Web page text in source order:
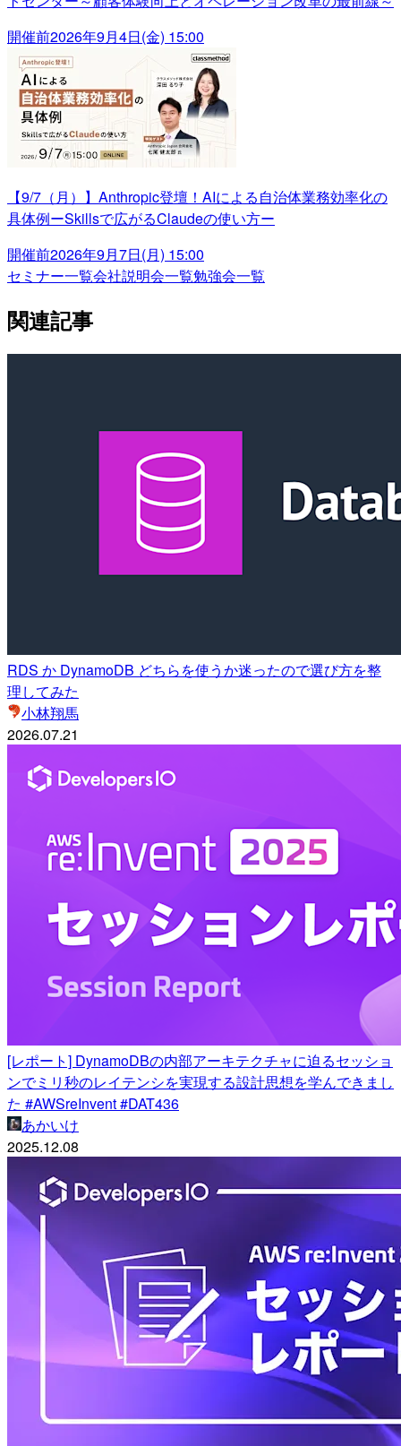
開催前2026年9月4日(金) 15:00
【9/7（月）】Anthropic登壇！AIによる自治体業務効率化の
具体例ーSkillsで広がるClaudeの使い方ー
開催前2026年9月7日(月) 15:00
セミナー一覧会社説明会一覧勉強会一覧
関連記事
RDS か DynamoDB どちらを使うか迷ったので選び方を整
理してみた
小林翔馬
2026.07.21
[レポート] DynamoDBの内部アーキテクチャに迫るセッショ
ンでミリ秒のレイテンシを実現する設計思想を学んできまし
た #AWSreInvent #DAT436
あかいけ
2025.12.08